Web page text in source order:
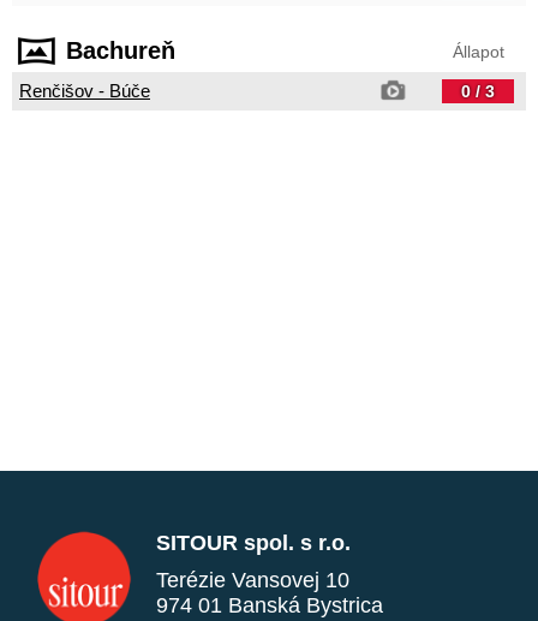
Bachureň Állapot
Renčišov - Búče 0 / 3
SITOUR spol. s r.o.
Terézie Vansovej 10
974 01 Banská Bystrica